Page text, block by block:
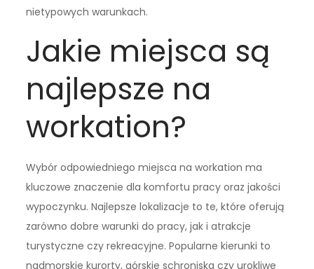
nietypowych warunkach.
Jakie miejsca są
najlepsze na
workation?
Wybór odpowiedniego miejsca na workation ma
kluczowe znaczenie dla komfortu pracy oraz jakości
wypoczynku. Najlepsze lokalizacje to te, które oferują
zarówno dobre warunki do pracy, jak i atrakcje
turystyczne czy rekreacyjne. Popularne kierunki to
nadmorskie kurorty, górskie schroniska czy urokliwe